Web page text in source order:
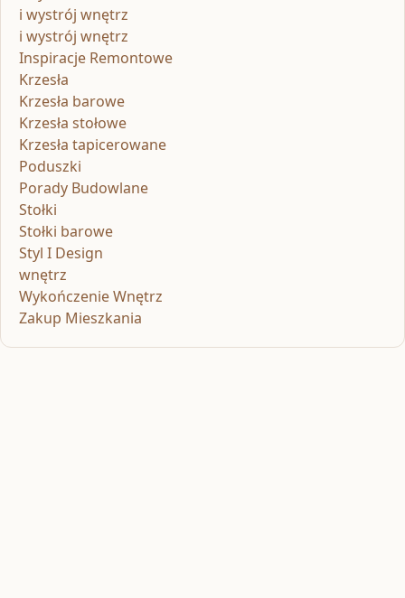
i wystrój wnętrz
i wystrój wnętrz
Inspiracje Remontowe
Krzesła
Krzesła barowe
Krzesła stołowe
Krzesła tapicerowane
Poduszki
Porady Budowlane
Stołki
Stołki barowe
Styl I Design
wnętrz
Wykończenie Wnętrz
Zakup Mieszkania